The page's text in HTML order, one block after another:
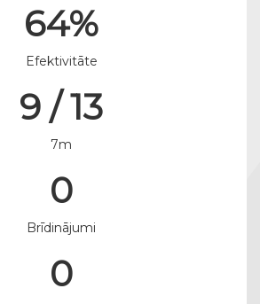
64%
Efektivitāte
9 / 13
7m
0
Brīdinājumi
0